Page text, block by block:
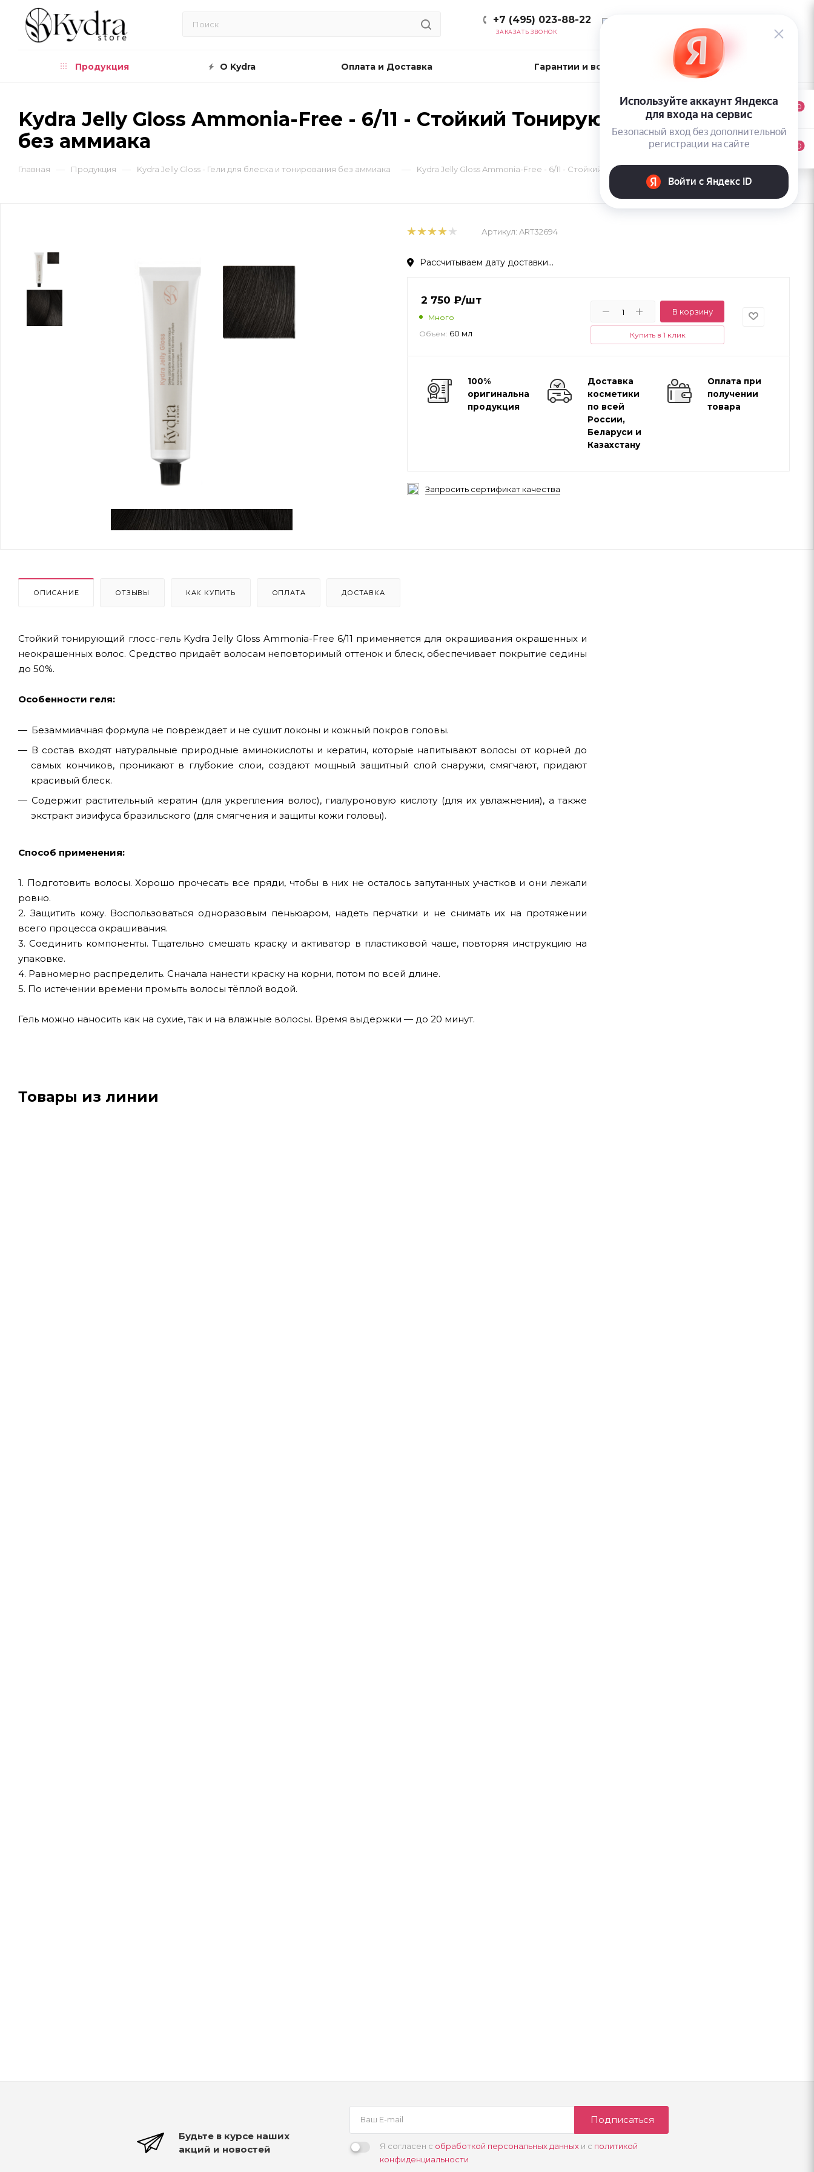
+7 (495) 023-88-22
ЗАКАЗАТЬ ЗВОНОК
Продукция О Kydra Оплата и Доставка Гарантии и возврат Контакты
Kydra Jelly Gloss Ammonia-Free - 6/11 - Стойкий Тонирующий Глосс-Гель
без аммиака
Главная — Продукция — Kydra Jelly Gloss - Гели для блеска и тонирования без аммиака — Kydra Jelly Gloss Ammonia-Free - 6/11 - Стойкий Тонирующий Глосс-Гель без аммиака
Артикул: ART32694
Рассчитываем дату доставки...
2 750 ₽/шт
Много
Объем: 60 мл
В корзину
Купить в 1 клик
100%
оригинальная
продукция
Доставка
косметики
по всей
России,
Беларуси и
Казахстану
Оплата при
получении
товара
Запросить сертификат качества
ОПИСАНИЕ ОТЗЫВЫ КАК КУПИТЬ ОПЛАТА ДОСТАВКА
Стойкий тонирующий глосс-гель Kydra Jelly Gloss Ammonia-Free 6/11 применяется для окрашивания окрашенных и
неокрашенных волос. Средство придаёт волосам неповторимый оттенок и блеск, обеспечивает покрытие седины
до 50%.
Особенности геля:
Безаммиачная формула не повреждает и не сушит локоны и кожный покров головы.
В состав входят натуральные природные аминокислоты и кератин, которые напитывают волосы от корней до
самых кончиков, проникают в глубокие слои, создают мощный защитный слой снаружи, смягчают, придают
красивый блеск.
Содержит растительный кератин (для укрепления волос), гиалуроновую кислоту (для их увлажнения), а также
экстракт зизифуса бразильского (для смягчения и защиты кожи головы).
Способ применения:
1. Подготовить волосы. Хорошо прочесать все пряди, чтобы в них не осталось запутанных участков и они лежали
ровно.
2. Защитить кожу. Воспользоваться одноразовым пеньюаром, надеть перчатки и не снимать их на протяжении
всего процесса окрашивания.
3. Соединить компоненты. Тщательно смешать краску и активатор в пластиковой чаше, повторяя инструкцию на
упаковке.
4. Равномерно распределить. Сначала нанести краску на корни, потом по всей длине.
5. По истечении времени промыть волосы тёплой водой.
Гель можно наносить как на сухие, так и на влажные волосы. Время выдержки — до 20 минут.
Товары из линии
Будьте в курсе наших
акций и новостей
Подписаться
Я согласен с обработкой персональных данныхи с политикой
конфиденциальности
0
0